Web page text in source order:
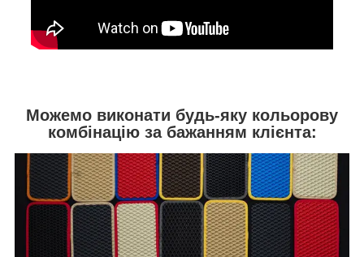
Можемо виконати будь-яку кольорову
комбінацію за бажанням клієнта: